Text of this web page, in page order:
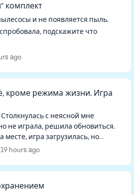
комплект
и не появляется пыль.
подскажите что
ago
кроме режима жизни. Игра
с неясной мне
не играла, решила обновиться.
игра загрузилась, но
экране не оказалось. При
19 hours ago